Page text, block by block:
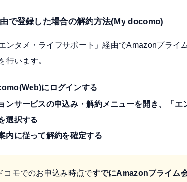
由で登録した場合の解約方法(My docomo)
ンタメ・ライフサポート」経由でAmazonプライ
を行います。
にログインする
ンサービスの申込み・解約メニューを開き、「
選択する
内に従って解約を確定する
コモでのお申込み時点ですでにAmazonプライム